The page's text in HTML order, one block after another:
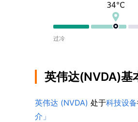
英伟达(NVDA)基
英伟达 (NVDA) 处于科技设备
介」